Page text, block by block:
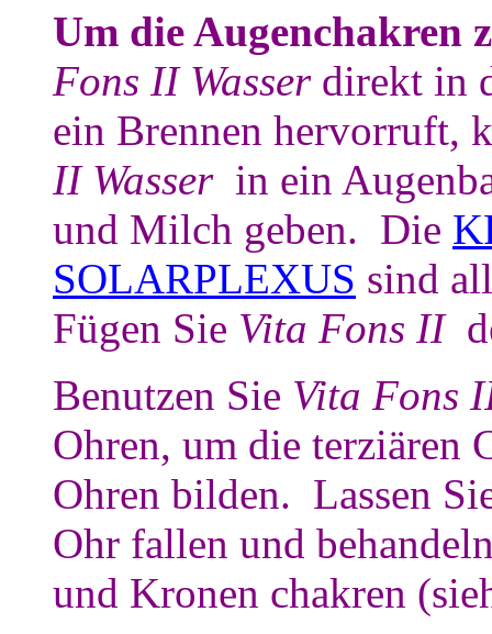
Um die Augenchakren
Fons II Wasser direkt in
ein Brennen hervorruft,
II Wasser in ein
und Milch geben. Die
SOLARPLEXUS sind
Fügen Sie Vita Fons II
Benutzen Sie Vita Fons
Ohren, um die terziären
Ohren bilden. Lassen
Ohr fallen und
und Kronen chakren